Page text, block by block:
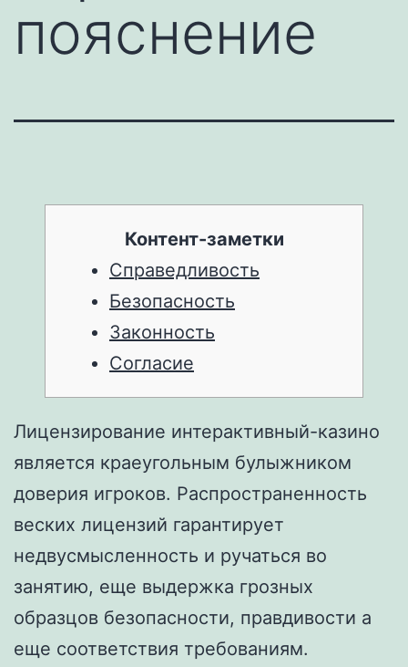
пояснение
Контент-заметки
Справедливость
Безопасность
Законность
Согласие
Лицензирование интерактивный-казино
является краеугольным булыжником
доверия игроков. Распространенность
веских лицензий гарантирует
недвусмысленность и ручаться во
занятию, еще выдержка грозных
образцов безопасности, правдивости а
еще соответствия требованиям.